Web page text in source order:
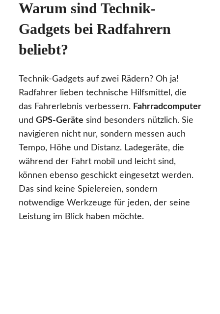
Warum sind Technik-
Gadgets bei Radfahrern
beliebt?
Technik-Gadgets auf zwei Rädern? Oh ja!
Radfahrer lieben technische Hilfsmittel, die
das Fahrerlebnis verbessern. Fahrradcomputer
und GPS-Geräte sind besonders nützlich. Sie
navigieren nicht nur, sondern messen auch
Tempo, Höhe und Distanz. Ladegeräte, die
während der Fahrt mobil und leicht sind,
können ebenso geschickt eingesetzt werden.
Das sind keine Spielereien, sondern
notwendige Werkzeuge für jeden, der seine
Leistung im Blick haben möchte.